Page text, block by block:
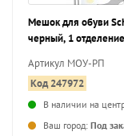
Мешок для обуви
черный, 1
Артикул МОУ-РП
Код 247972
В наличии на
Ваш город: Под